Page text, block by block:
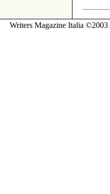
Writers Magazine Italia